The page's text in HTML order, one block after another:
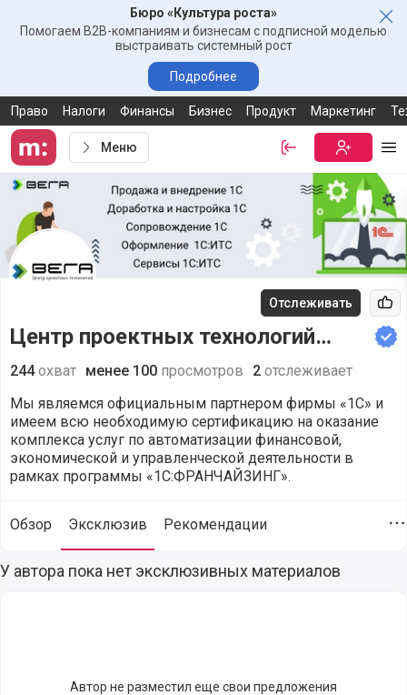
Бюро «Культура роста»
Помогаем B2B-компаниям и бизнесам с подписной моделью
выстраивать системный рост
Подробнее
Право Налоги Финансы Бизнес Продукт Маркетинг
Меню Войти
Отслеживать
Центр проектных технологий
«Вега»
244 охват менее 100 просмотров 2 отслеживает
Мы являемся официальным партнером фирмы «1С» и
имеем всю необходимую сертификацию на оказание
комплекса услуг по автоматизации финансовой,
экономической и управленческой деятельности в
рамках программы «1С:ФРАНЧАЙЗИНГ».
Обзор Эксклюзив Рекомендации
Эксклюзивные материалы от компании Центр проектных
У автора пока нет эксклюзивных материалов
Автор не разместил еще свои предложения